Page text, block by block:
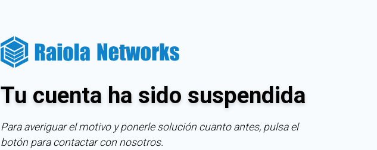
Tu cuenta ha sido suspendida
Para averiguar el motivo y ponerle solución cuanto antes, pulsa el
botón para contactar con nosotros.